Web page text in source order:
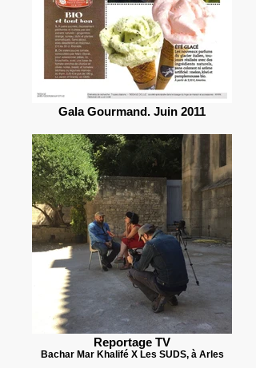
Gala Gourmand. Juin 2011
Reportage TV
Bachar Mar Khalifé X Les SUDS, à Arles